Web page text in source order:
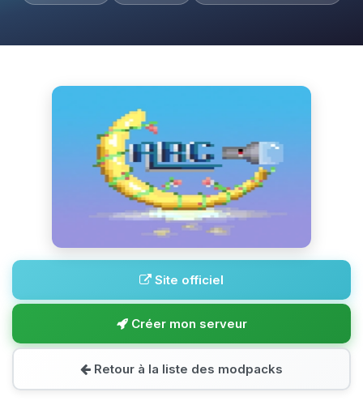
Site officiel
Créer mon serveur
Retour à la liste des modpacks